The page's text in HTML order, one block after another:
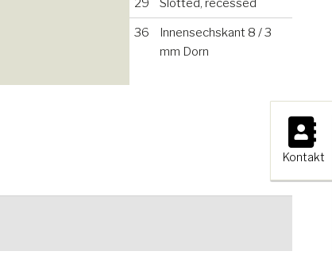
×
Kontakt
29 Slotted, recessed
36
Innensechskant 8 / 3
mm Dorn